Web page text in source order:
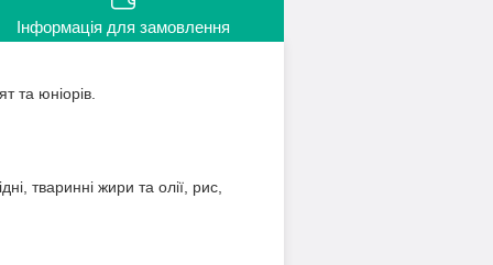
Інформація для замовлення
та юніорів.
тваринні жири та олії, рис,